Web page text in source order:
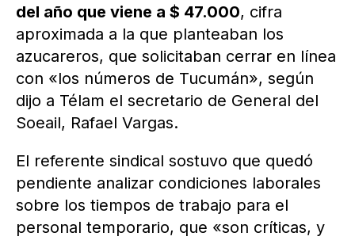
del año que viene a $ 47.000, cifra
aproximada a la que planteaban los
azucareros, que solicitaban cerrar en línea
con «los números de Tucumán», según
dijo a Télam el secretario de General del
Soeail, Rafael Vargas.
El referente sindical sostuvo que quedó
pendiente analizar condiciones laborales
sobre los tiempos de trabajo para el
personal temporario, que «son críticas, y